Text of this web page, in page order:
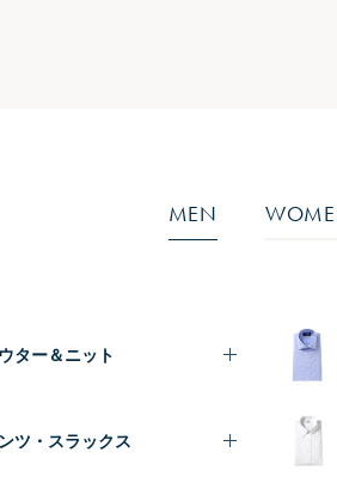
MEN
ター＆ニット
ツ・スラックス